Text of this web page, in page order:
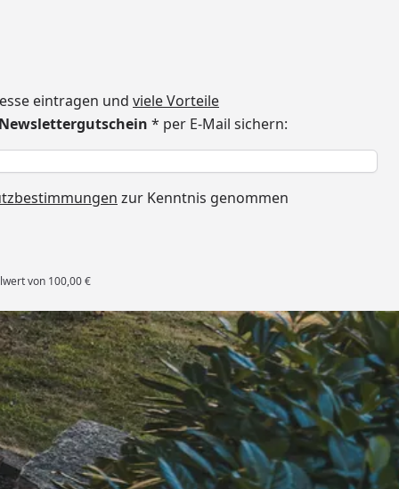
eintragen und viele Vorteile
* per E-Mail sichern:
zur Kenntnis genommen
von 100,00 €